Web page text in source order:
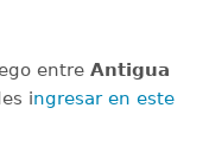
entre Antigua
ingresar en este